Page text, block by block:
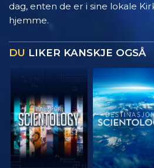
dag, enten de er i sine lokale
hjemme.
DU LIKER KANSKJE OGSÅ